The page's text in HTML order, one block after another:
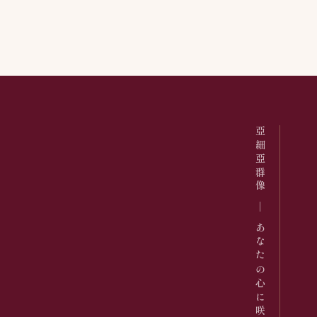
亞細亞群像 ─ あなたの心に咲くドラマを